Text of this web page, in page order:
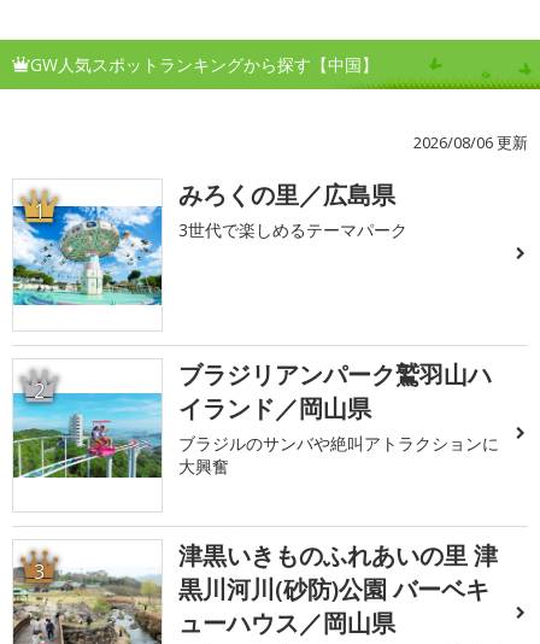
GW人気スポットランキングから探す【中国】
2026/08/06 更新
1 みろくの里／広島県
3世代で楽しめるテーマパーク
2
ブラジリアンパーク鷲羽山ハ
イランド／岡山県
ブラジルのサンバや絶叫アトラクションに
大興奮
3
津黒いきものふれあいの里 津
黒川河川(砂防)公園 バーベキ
ューハウス／岡山県